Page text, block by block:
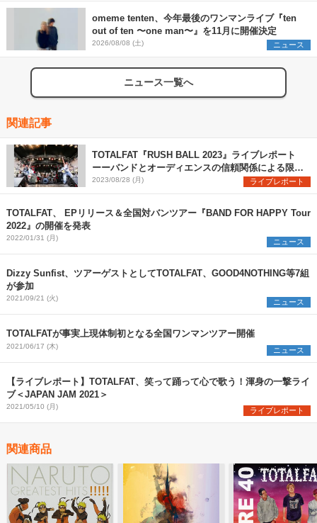
omeme tenten、今年最後のワンマンライブ『ten
out of ten 〜one man〜』を11月に開催決定
2026/08/08 (土) ニュース
ニュース一覧へ
関連記事
TOTALFAT『RUSH BALL 2023』ライブレポート
ーーバンドとオーディエンスの信頼関係による限界
突破と灼熱アクト
2023/08/28 (月) ライブレポート
TOTALFAT、 EPリリース＆全国対バンツアー『BAND FOR HAPPY Tour
2022』の開催を発表
2022/01/31 (月) ニュース
Dizzy Sunfist、ツアーゲストとしてTOTALFAT、GOOD4NOTHING等7組
が参加
2021/09/21 (火) ニュース
TOTALFATが事実上現体制初となる全国ワンマンツアー開催
2021/06/17 (木) ニュース
【ライブレポート】TOTALFAT、笑って踊って心で歌う！渾身の一撃ライ
ブ＜JAPAN JAM 2021＞
2021/05/10 (月) ライブレポート
関連商品